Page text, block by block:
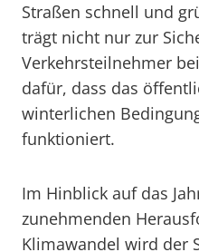
Straßen schnell und
trägt nicht nur zur
Verkehrsteilnehmer
dafür, dass das
winterlichen
funktioniert.
Im Hinblick auf das
zunehmenden
Klimawandel wird der